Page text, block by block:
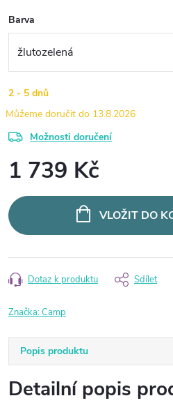
Barva
2 - 5 dnů
13.8.2026
Možnosti doručení
1 739 Kč
cena:
VLOŽIT DO
Dotaz k produktu Sdílet
Značka:Camp
Popis produktu
Detailní popis